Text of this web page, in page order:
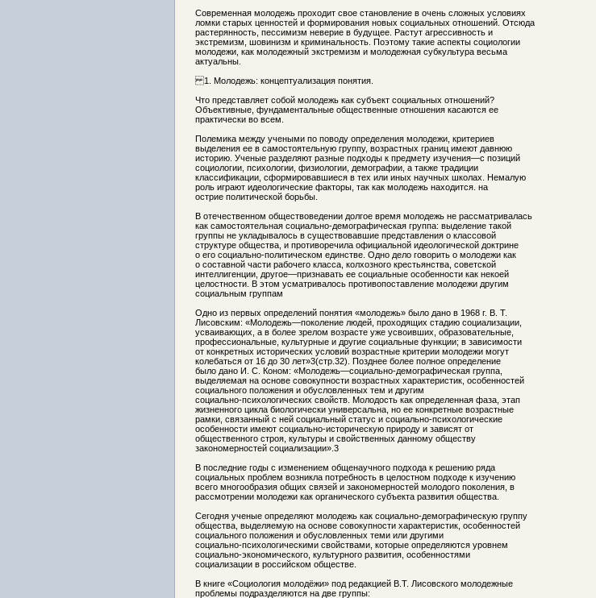
Современная молодежь проходит свое становление в очень сложных условиях
ломки старых ценностей и формирования новых социальных отношений. Отсюда
растерянность, пессимизм неверие в будущее. Растут агрессивность и
экстремизм, шовинизм и криминальность. Поэтому такие аспекты социологии
молодежи, как молодежный экстремизм и молодежная субкультура весьма
актуальны.
1. Молодежь: концептуализация понятия.
Что представляет собой молодежь как субъект социальных отношений?
Объективные, фундаментальные общественные отношения касаются ее
практически во всем.
Полемика между учеными по поводу определения молодежи, критериев
выделения ее в самостоятельную группу, возрастных границ имеют давнюю
историю. Ученые разделяют разные подходы к предмету изучения—с позиций
социологии, психологии, физиологии, демографии, а также традиции
классификации, сформировавшиеся в тех или иных научных школах. Немалую
роль играют идеологические факторы, так как молодежь находится. на
острие политической борьбы.
В отечественном обществоведении долгое время молодежь не рассматривалась
как самостоятельная социально-демографическая группа: выделение такой
группы не укладывалось в существовавшие представления о классовой
структуре общества, и противоречила официальной идеологической доктрине
о его социально-политическом единстве. Одно дело говорить о молодежи как
о составной части рабочего класса, колхозного крестьянства, советской
интеллигенции, другое—признавать ее социальные особенности как некоей
целостности. В этом усматривалось противопоставление молодежи другим
социальным группам
Одно из первых определений понятия «молодежь» было дано в 1968 г. В. Т.
Лисовским: «Молодежь—поколение людей, проходящих стадию социализации,
усваивающих, а в более зрелом возрасте уже усвоивших, образовательные,
профессиональные, культурные и другие социальные функции; в зависимости
от конкретных исторических условий возрастные критерии молодежи могут
колебаться от 16 до 30 лет»3(стр.32). Позднее более полное определение
было дано И. С. Коном: «Молодежь—социально-демографическая группа,
выделяемая на основе совокупности возрастных характеристик, особенностей
социального положения и обусловленных тем и другим
социально-психологических свойств. Молодость как определенная фаза, этап
жизненного цикла биологически универсальна, но ее конкретные возрастные
рамки, связанный с ней социальный статус и социально-психологические
особенности имеют социально-историческую природу и зависят от
общественного строя, культуры и свойственных данному обществу
закономерностей социализации».3
В последние годы с изменением общенаучного подхода к решению ряда
социальных проблем возникла потребность в целостном подходе к изучению
всего многообразия общих связей и закономерностей молодого поколения, в
рассмотрении молодежи как органического субъекта развития общества.
Сегодня ученые определяют молодежь как социально-демографическую группу
общества, выделяемую на основе совокупности характеристик, особенностей
социального положения и обусловленных теми или другими
социально-психологическими свойствами, которые определяются уровнем
социально-экономического, культурного развития, особенностями
социализации в российском обществе.
В книге «Социология молодёжи» под редакцией В.Т. Лисовского молодежные
проблемы подразделяются на две группы: